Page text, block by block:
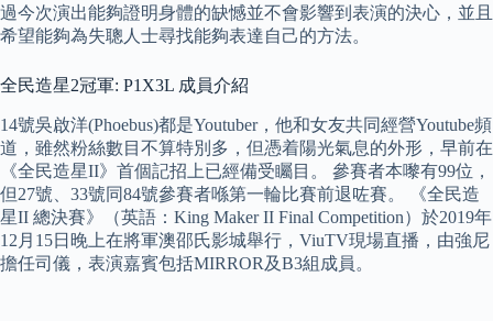
過今次演出能夠證明身體的缺憾並不會影響到表演的決心，並且
希望能夠為失聰人士尋找能夠表達自己的方法。
全民造星2冠軍: P1X3L 成員介紹
14號吳啟洋(Phoebus)都是Youtuber，他和女友共同經營Youtube頻
道，雖然粉絲數目不算特別多，但憑着陽光氣息的外形，早前在
《全民造星II》首個記招上已經備受矚目。 參賽者本嚟有99位，
但27號、33號同84號參賽者喺第一輪比賽前退咗賽。 《全民造
星II 總決賽》（英語：King Maker II Final Competition）於2019年
12月15日晚上在將軍澳邵氏影城舉行，ViuTV現場直播，由強尼
擔任司儀，表演嘉賓包括MIRROR及B3組成員。